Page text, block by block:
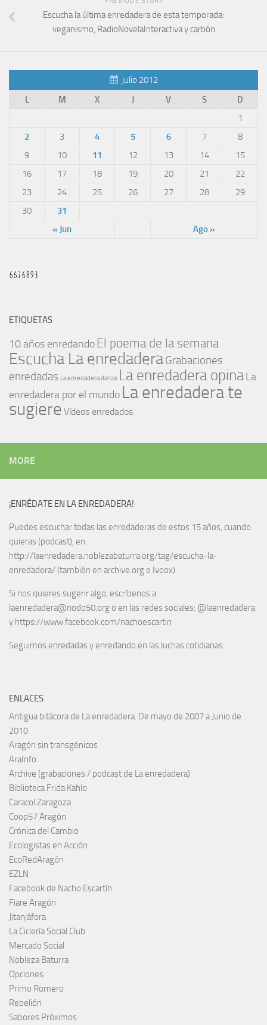
Escucha la última enredadera de esta temporada:
veganismo, RadioNovelaInteractiva y carbón
julio 2012
L
M X J V S D
« Jun Ago »
1
2
3 4 5 6 7
8
9
10 11 12 13 14
15
16
17 18 19 20 21
22
23
24 25 26 27 28
29
30
31
ETIQUETAS
10 años enredando El poema de la semana
Escucha La enredaderaGrabaciones
enredadas La enredadera danza La enredadera opina La
enredadera por el mundo La enredadera te
sugiere Vídeos enredados
MORE
¡ENRÉDATE EN LA ENREDADERA!
Puedes escuchar todas las enredaderas de estos 15 años, cuando
quieras (podcast), en
http://laenredadera.noblezabaturra.org/tag/escucha-la-
enredadera/ (también en archive.org e Ivoox).
Si nos quieres sugerir algo, escríbenos a
laenredadera@nodo50.org o en las redes sociales: @laenredadera
y https://www.facebook.com/nachoescartin
Seguimos enredadas y enredando en las luchas cotidianas.
ENLACES
Antigua bitácora de La enredadera. De mayo de 2007 a Junio de
2010
Aragón sin transgénicos
AraInfo
Archive (grabaciones / podcast de La enredadera)
Biblioteca Frida Kahlo
Caracol Zaragoza
Coop57 Aragón
Crónica del Cambio
Ecologistas en Acción
EcoRedAragón
EZLN
Facebook de Nacho Escartín
Fiare Aragón
Jitanjáfora
La Ciclería Social Club
Mercado Social
Nobleza Baturra
Opciones
Primo Romero
Rebelión
Sabores Próximos